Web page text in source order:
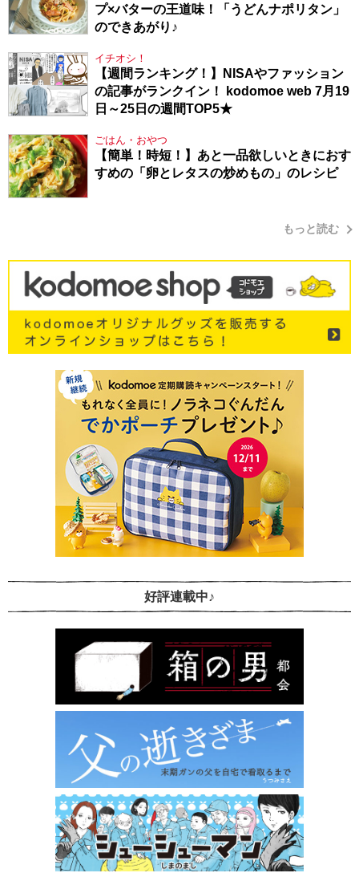
プ×バターの王道味！「うどんナポリタン」
のできあがり♪
イチオシ！
【週間ランキング！】NISAやファッション
の記事がランクイン！ kodomoe web 7月19
日～25日の週間TOP5★
ごはん・おやつ
【簡単！時短！】あと一品欲しいときにおす
すめの「卵とレタスの炒めもの」のレシピ
もっと読む
好評連載中♪